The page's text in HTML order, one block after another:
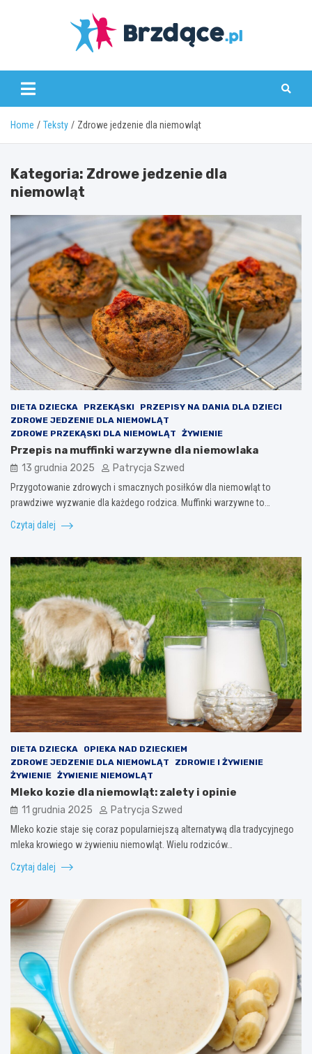
Brzdące.pl
Home Teksty Zdrowe jedzenie dla niemowląt
Kategoria: Zdrowe jedzenie dla
niemowląt
DIETA DZIECKA PRZEKĄSKI
PRZEPISY NA DANIA DLA DZIECI
ZDROWE JEDZENIE DLA NIEMOWLĄT
ZDROWE PRZEKĄSKI DLA NIEMOWLĄT
ŻYWIENIE
Przepis na muffinki warzywne dla niemowlaka
13 grudnia 2025 Patrycja Szwed
Przygotowanie zdrowych i smacznych posiłków dla niemowląt to
prawdziwe wyzwanie dla każdego rodzica. Muffinki warzywne to…
Czytaj dalej
DIETA DZIECKA
OPIEKA NAD DZIECKIEM
ZDROWE JEDZENIE DLA NIEMOWLĄT
ZDROWIE I ŻYWIENIE
ŻYWIENIE ŻYWIENIE NIEMOWLĄT
Mleko kozie dla niemowląt: zalety i opinie
11 grudnia 2025 Patrycja Szwed
Mleko kozie staje się coraz popularniejszą alternatywą dla tradycyjnego
mleka krowiego w żywieniu niemowląt. Wielu rodziców…
Czytaj dalej